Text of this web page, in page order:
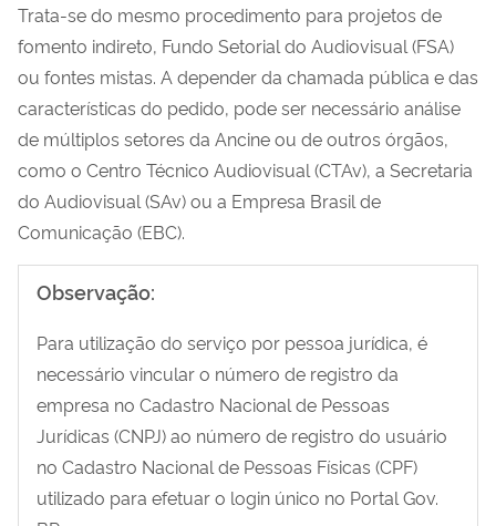
Trata-se do mesmo procedimento para projetos de
fomento indireto, Fundo Setorial do Audiovisual (FSA)
ou fontes mistas. A depender da chamada pública e das
características do pedido, pode ser necessário análise
de múltiplos setores da Ancine ou de outros órgãos,
como o Centro Técnico Audiovisual (CTAv), a Secretaria
do Audiovisual (SAv) ou a Empresa Brasil de
Comunicação (EBC).
Observação:
Para utilização do serviço por pessoa jurídica, é
necessário vincular o número de registro da
empresa no Cadastro Nacional de Pessoas
Jurídicas (CNPJ) ao número de registro do usuário
no Cadastro Nacional de Pessoas Físicas (CPF)
utilizado para efetuar o login único no Portal Gov.